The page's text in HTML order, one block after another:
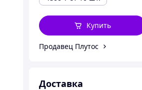
Купить
Продавец Плутос
Доставка